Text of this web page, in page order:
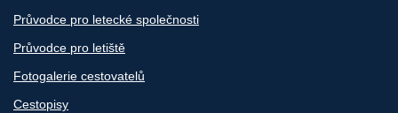
Průvodce pro letecké společnosti
Průvodce pro letiště
Fotogalerie cestovatelů
Cestopisy